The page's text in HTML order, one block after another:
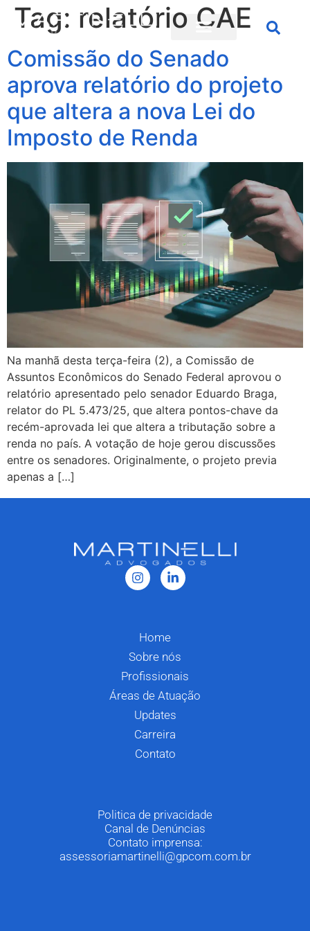
Tag: relatório CAE
Comissão do Senado
aprova relatório do projeto
que altera a nova Lei do
Imposto de Renda
Na manhã desta terça-feira (2), a Comissão de
Assuntos Econômicos do Senado Federal aprovou o
relatório apresentado pelo senador Eduardo Braga,
relator do PL 5.473/25, que altera pontos-chave da
recém-aprovada lei que altera a tributação sobre a
renda no país. A votação de hoje gerou discussões
entre os senadores. Originalmente, o projeto previa
apenas a […]
Home
Sobre nós
Profissionais
Áreas de Atuação
Updates
Carreira
Contato
Politica de privacidade
Canal de Denúncias
Contato imprensa:
assessoriamartinelli@gpcom.com.br